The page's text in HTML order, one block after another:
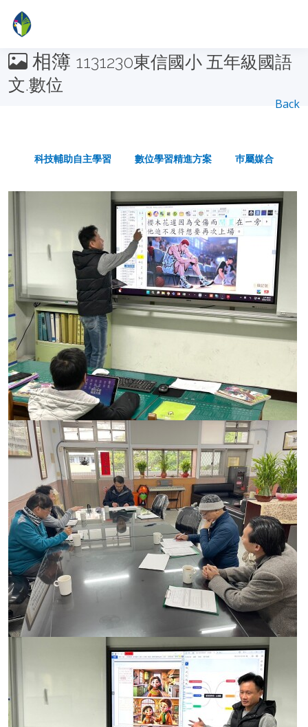
相簿 1131230東信國小 五年級國語
文.數位
Back
科技輔助自主學習 數位學習精進方案 巿屬媒合